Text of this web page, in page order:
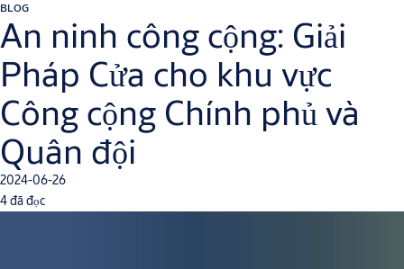
BLOG
An ninh công cộng: Giải
Pháp Cửa cho khu vực
Công cộng Chính phủ và
Quân đội
2024-06-26
4 đã đọc